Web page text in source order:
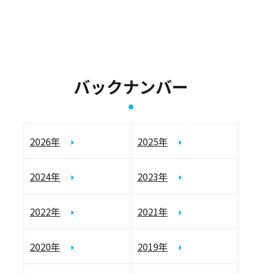
バックナンバー
2026年 2025年
2024年 2023年
2022年 2021年
2020年 2019年